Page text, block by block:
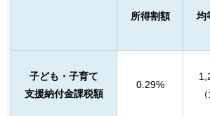
所得割額 均
子ども・子育て
支援納付金課税額
0.29%